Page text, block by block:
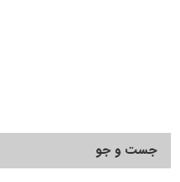
جست و جو